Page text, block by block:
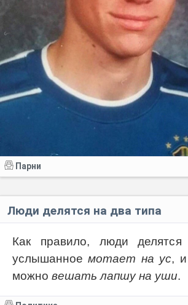
Парни
Люди делятся на два типа
Как правило, люди
услышанноемотает на ус,
можно вешать лапшу на уши.